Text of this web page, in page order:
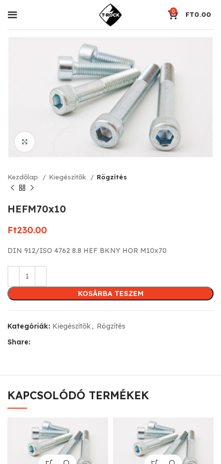
0 FT0.00
Kezdőlap Kiegészítők Rögzítés
HEFM70x10
Ft230.00
DIN 912/ISO 4762 8.8 HEF BKNY HOR M10x70
KOSÁRBA TESZEM
Kategóriák: Kiegészítők, Rögzítés
Share:
KAPCSOLÓDÓ TERMÉKEK